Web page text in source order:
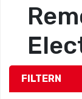
Traxxas
Boot
Arrma
Rc
Models
FILTERN